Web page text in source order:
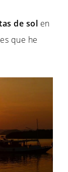
de sol en
que he